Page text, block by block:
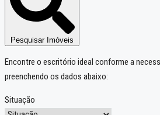
Pesquisar Imóveis
Encontre o escritório ideal conforme a
preenchendo os dados abaixo:
Situação